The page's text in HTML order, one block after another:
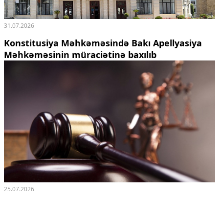
31.07.2026
Konstitusiya Məhkəməsində Bakı Apellyasiya
Məhkəməsinin müraciətinə baxılıb
25.07.2026